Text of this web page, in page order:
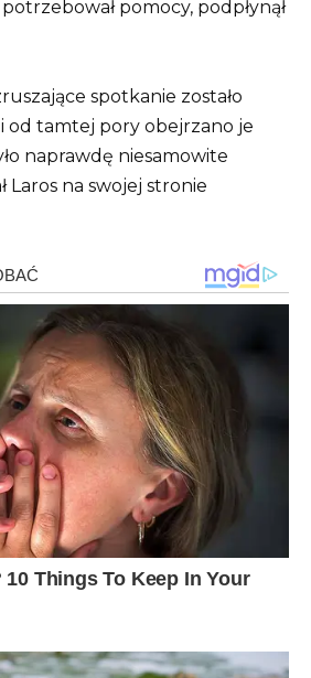
pomocy, podpłynął
spotkanie zostało
od tamtej pory obejrzano je
naprawdę niesamowite
Laros na swojej stronie